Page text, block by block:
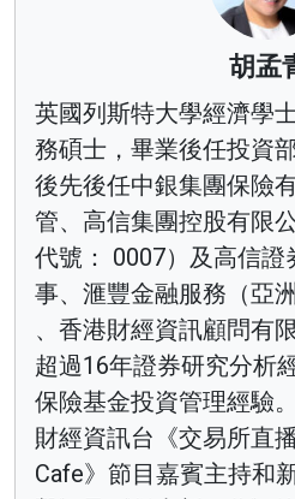
胡孟
英國列斯特大學經濟學
務碩士，畢業後任投資
後先後任中銀集團保險
管、高信集團控股有限
代號： 0007）及高信證
事、滙豐金融服務（亞
、香港財經資訊顧問有
超過16年證券研究分析
保險基金投資管理經驗
財經資訊台《交易所直
Cafe》節目嘉賓主持和